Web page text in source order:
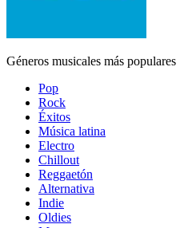
Géneros musicales más populares
Pop
Rock
Éxitos
Música latina
Electro
Chillout
Reggaetón
Alternativa
Indie
Oldies